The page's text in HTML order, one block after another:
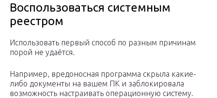
Воспользоваться системным
реестром
Использовать первый способ по разным причинам
порой не удаётся.
Например, вредоносная программа скрыла какие-
либо документы на вашем ПК и заблокировала
возможность настраивать операционную систему.